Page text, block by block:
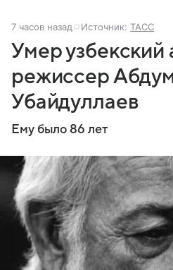
7 часов назад Источник: ТАСС
Умер узбекский
режиссер
Убайдуллаев
Ему было 86 лет